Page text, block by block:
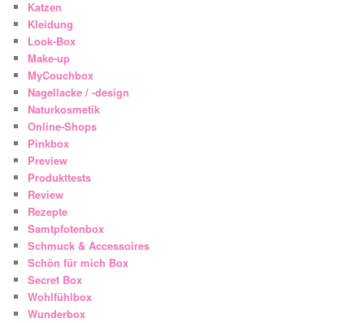
Katzen
Kleidung
Look-Box
Make-up
MyCouchbox
Nagellacke / -design
Naturkosmetik
Online-Shops
Pinkbox
Preview
Produkttests
Review
Rezepte
Samtpfotenbox
Schmuck & Accessoires
Schön für mich Box
Secret Box
Wohlfühlbox
Wunderbox